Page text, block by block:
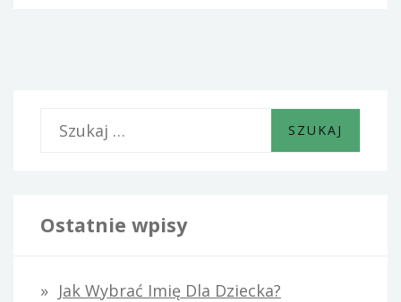
k
j
Ostatnie wpisy
Jak Wybrać Imię Dla Dziecka?